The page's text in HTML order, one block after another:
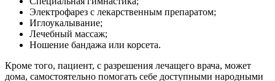
Электрофарез с лекарственным препаратом;
Иглоукалывание;
Лечебный массаж;
Ношение бандажа или корсета.
Кроме того, пациент, с разрешения лечащего врача, может
дома, самостоятельно помогать себе доступными народными